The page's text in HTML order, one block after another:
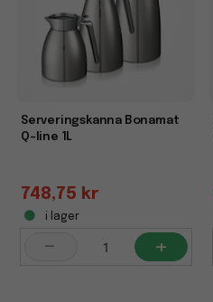
Serveringskanna Bonamat
Q-line 1L
748,75 kr
i lager
- +